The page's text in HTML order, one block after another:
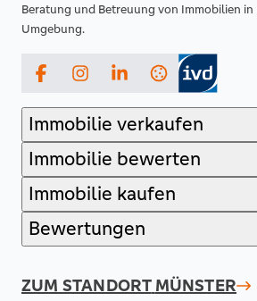
Beratung und Betreuung von Immobilien
Umgebung.
FacebookInstagramLinkedIn
Immobilie verkaufen
Immobilie bewerten
Immobilie kaufen
Bewertungen
ZUM STANDORT MÜNSTER